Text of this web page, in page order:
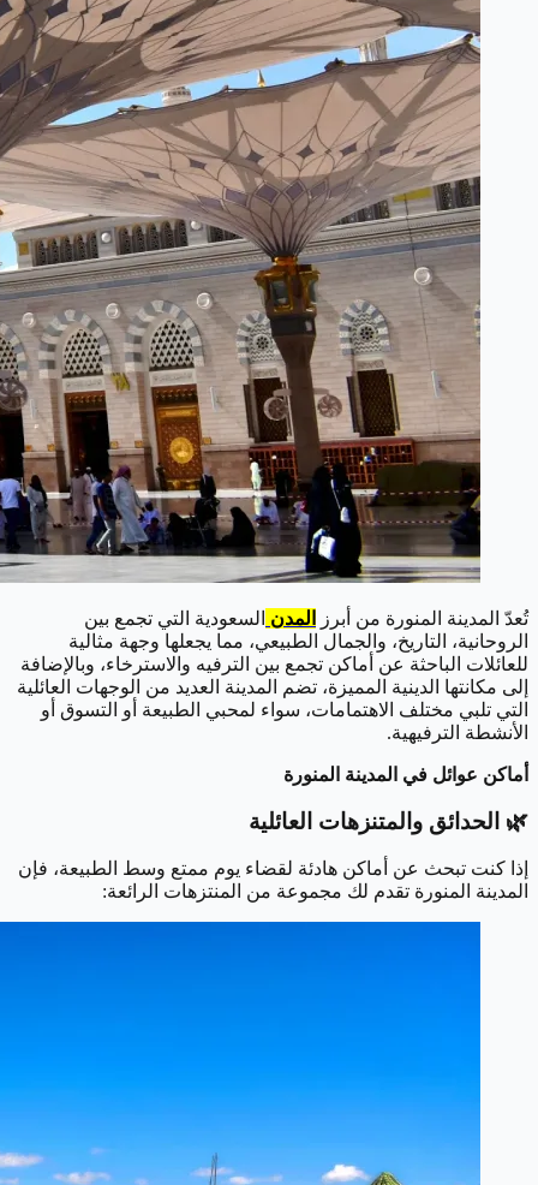
تُعدّ المدينة المنورة من أبرز المدن السعودية التي تجمع بين
الروحانية، التاريخ، والجمال الطبيعي، مما يجعلها وجهة مثالية
للعائلات الباحثة عن أماكن تجمع بين الترفيه والاسترخاء، وبالإضافة
إلى مكانتها الدينية المميزة، تضم المدينة العديد من الوجهات العائلية
التي تلبي مختلف الاهتمامات، سواء لمحبي الطبيعة أو التسوق أو
الأنشطة الترفيهية.
أماكن عوائل في المدينة المنورة
🌿 الحدائق والمتنزهات العائلية
إذا كنت تبحث عن أماكن هادئة لقضاء يوم ممتع وسط الطبيعة، فإن
المدينة المنورة تقدم لك مجموعة من المنتزهات الرائعة: